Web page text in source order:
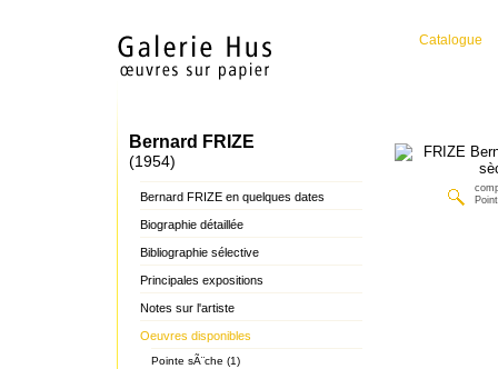
Catalogue
Bernard FRIZE
(1954)
Bernard FRIZE en quelques dates
Biographie détaillée
Bibliographie sélective
Principales expositions
Notes sur l'artiste
Oeuvres disponibles
Pointe sÃ¨che (1)